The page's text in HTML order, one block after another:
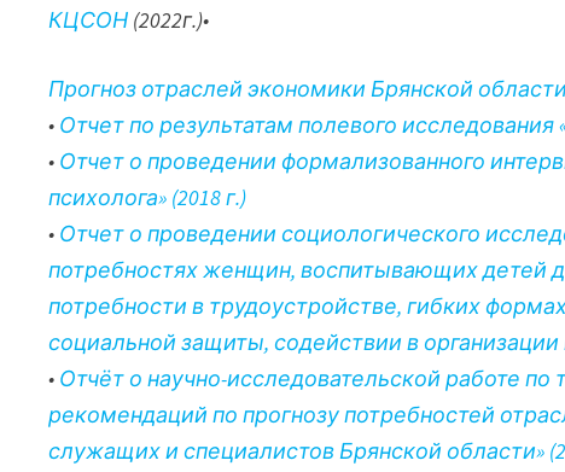
КЦСОН (2022г.)•
Прогноз отраслей экономики Брянской области
• Отчет по результатам полевого
• Отчет о проведении формализованного
психолога» (2018 г.)
• Отчет о проведении социологического
потребностях женщин, воспитывающих детей
потребности в трудоустройстве, гибких
социальной защиты, содействии в организации
• Отчёт о научно-исследовательской работе
рекомендаций по прогнозу потребностей
служащих и специалистов Брянской области»